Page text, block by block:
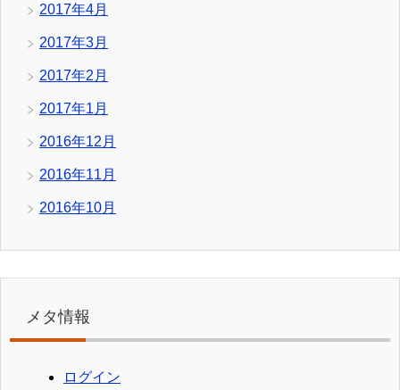
2017年4月
2017年3月
2017年2月
2017年1月
2016年12月
2016年11月
2016年10月
メタ情報
ログイン